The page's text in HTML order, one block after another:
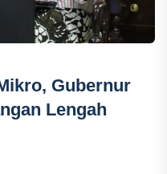
Gubernur
Lengah